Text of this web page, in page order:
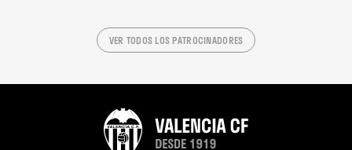
VER TODOS LOS PATROCINADORES